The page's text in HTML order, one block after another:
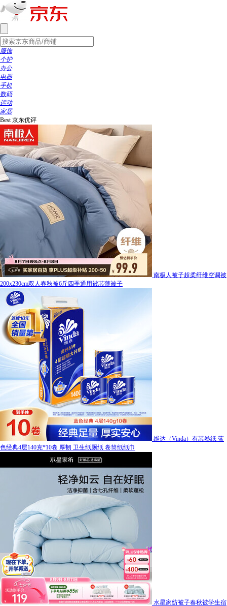
服饰
个护
办公
电器
手机
数码
运动
家居
Best 京东优评
南极人被子超柔纤维空调被
200x230cm双人春秋被6斤四季通用被芯薄被子
维达（Vinda）有芯卷纸 蓝
色经典4层140克*10卷 厚韧 卫生纸厕纸 卷筒纸纸巾
水星家纺被子春秋被学生宿